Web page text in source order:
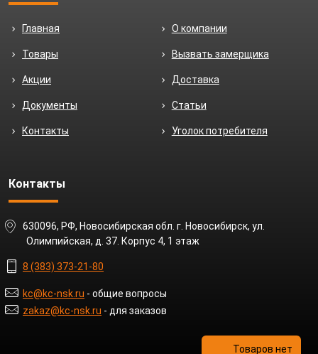
Товаров нет
Главная О компании
Товары Вызвать замерщика
Акции Доставка
Документы Статьи
Контакты Уголок потребителя
Контакты
630096, РФ, Новосибирская обл. г. Новосибирск, ул.
Олимпийская, д. 37. Корпус 4, 1 этаж
8 (383) 373-21-80
kc@kc-nsk.ru - общие вопросы
zakaz@kc-nsk.ru - для заказов